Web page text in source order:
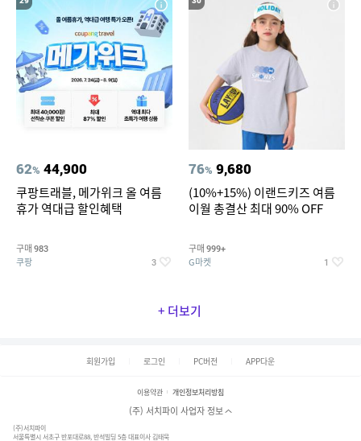
62% 44,900
쿠팡트래블, 메가위크 올 여름
휴가 역대급 할인혜택
구매 983
쿠팡 3
76% 9,680
(10%+15%) 이랜드키즈 여름
이월 총결산 최대 90% OFF
구매 999+
G마켓 1
+ 더보기
회원가입 로그인 PC버전 APP다운
이용약관 개인정보처리방침
(주) 서치파이 사업자 정보
(주)서치파이
서울특별시 서초구 반포대로88, 반석빌딩 5층 대표이사 김태묵